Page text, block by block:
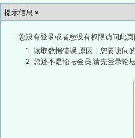
提示信息 »
您没有登录或者您没有权限访问此
读取数据错误,原因：您要访问
您还不是论坛会员,请先登录论